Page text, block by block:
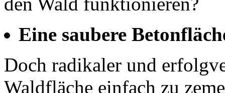
Eine saubere
Doch radikaler und
Waldfläche einfach zu